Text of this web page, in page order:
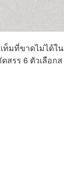
ท็มที่ขาดไม่ได้ใน
สรร 6 ตัวเลือกส